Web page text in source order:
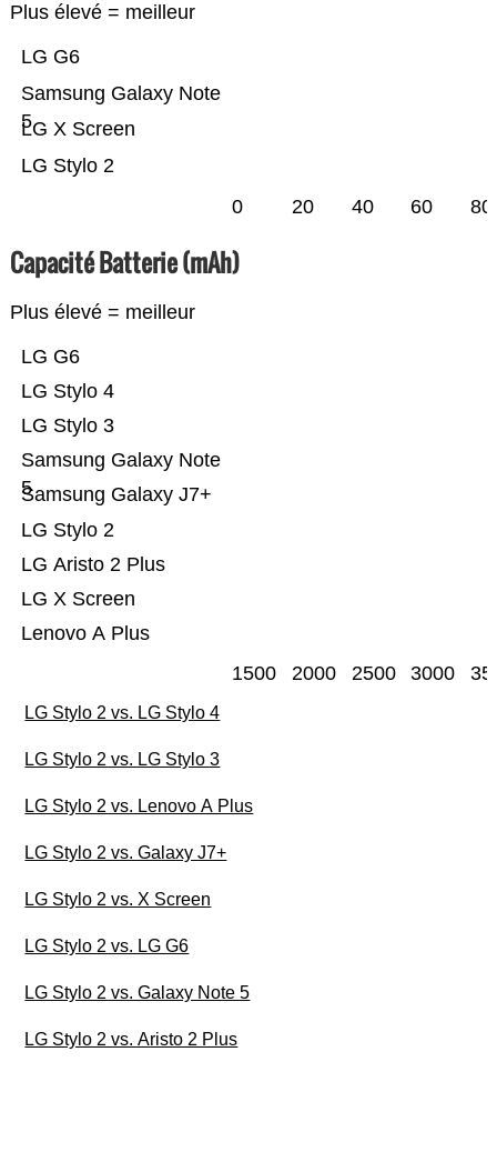
Plus élevé = meilleur
LG Stylo 2
LG X Screen
Samsung Galaxy Note
5
LG G6
0 20 40 60 80
Capacité Batterie (mAh)
Plus élevé = meilleur
Lenovo A Plus
LG X Screen
LG Aristo 2 Plus
LG Stylo 2
Samsung Galaxy J7+
Samsung Galaxy Note
5
LG Stylo 3
LG Stylo 4
LG G6
1500 2000 2500 3000
LG Stylo 2 vs. LG Stylo 4
LG Stylo 2 vs. LG Stylo 3
LG Stylo 2 vs. Lenovo A Plus
LG Stylo 2 vs. Galaxy J7+
LG Stylo 2 vs. X Screen
LG Stylo 2 vs. LG G6
LG Stylo 2 vs. Galaxy Note 5
LG Stylo 2 vs. Aristo 2 Plus